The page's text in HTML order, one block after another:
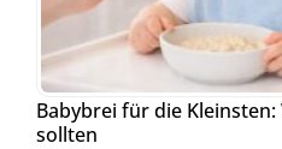
Babybrei für die
sollten